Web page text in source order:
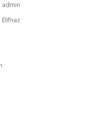
admin
Elifnaz